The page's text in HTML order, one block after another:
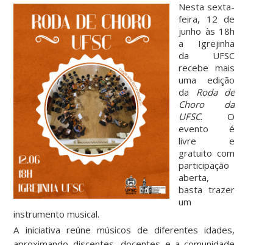
Nesta sexta-
feira, 12 de
junho às 18h
a Igrejinha
da UFSC
recebe mais
uma edição
da Roda de
Choro da
UFSC. O
evento é
livre e
gratuito com
participação
aberta,
basta trazer
um
instrumento musical.
A iniciativa reúne músicos de diferentes idades,